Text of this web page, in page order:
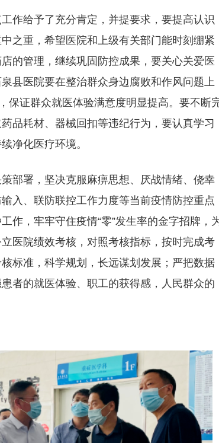
作给予了充分肯定，并提要求，要提高认识
之重，希望医院和上级有关部门能时刻绷紧
的管理，继续巩固防控成果，要关心关爱医
县医院要在整治群众身边腐败和作风问题上
保证群众就医体验满意度明显提高。要不断
品耗材、器械回扣等违纪行为，要认真学习
净化医疗环境。
部署，坚决克服麻痹思想、厌战情绪、侥幸
入、联防联控工作力度等当前疫情防控重点
作，牢牢守住疫情“零”发生率的金字招牌，
医院绩效考核，对照考核指标，按时完成考
标准，科学规划，长远谋划发展；严把数据
者的就医体验、职工的获得感，人民群众的